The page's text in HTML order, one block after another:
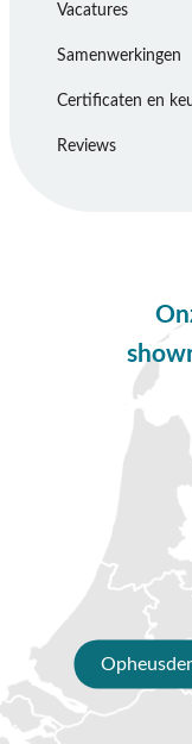
Vacatures
Samenwerkingen
Certificaten en
Reviews